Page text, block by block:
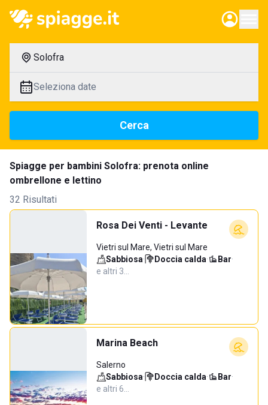
Solofra
Seleziona date
Cerca
Spiagge per bambini Solofra: prenota online
ombrellone e lettino
32 Risultati
Rosa Dei Venti - Levante
Vietri sul Mare, Vietri sul Mare
Sabbiosa· Doccia calda· Bar·
e altri 3…
Marina Beach
Salerno
Sabbiosa· Doccia calda· Bar·
e altri 6…